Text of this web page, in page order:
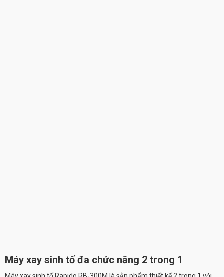
Máy xay sinh tố đa chức năng 2 trong 1